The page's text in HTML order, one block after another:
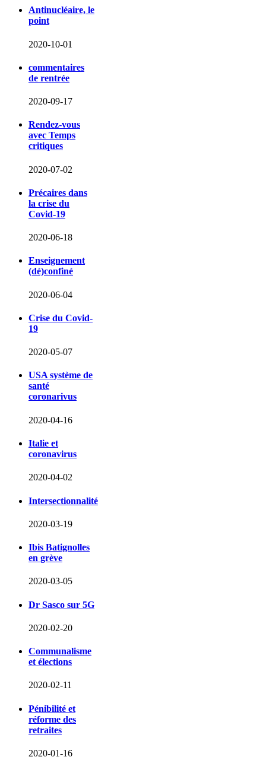
Antinucléaire, le
point
2020-10-01
commentaires
de rentrée
2020-09-17
Rendez-vous
avec Temps
critiques
2020-07-02
Précaires dans
la crise du
Covid-19
2020-06-18
Enseignement
(dé)confiné
2020-06-04
Crise du Covid-
19
2020-05-07
USA système de
santé
coronarivus
2020-04-16
Italie et
coronavirus
2020-04-02
Intersectionnalité
2020-03-19
Ibis Batignolles
en grève
2020-03-05
Dr Sasco sur 5G
2020-02-20
Communalisme
et élections
2020-02-11
Pénibilité et
réforme des
retraites
2020-01-16